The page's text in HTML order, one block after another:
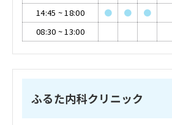
14:45 ~18:00 ● ● ●
08:30 ~13:00
ふるた内科クリニック